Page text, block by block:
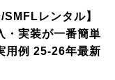
SMFLレンタル】
実装が一番簡単
用例 25-26年最新